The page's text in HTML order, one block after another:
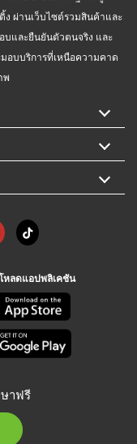
ผ่านเว็บไซต์รวมสินค้าและ
บและยืนยันตัวตนจริง และ
อบบริการที่เหนือความคาด
พ
หลดแอปพลิเคชัน
าฟรี